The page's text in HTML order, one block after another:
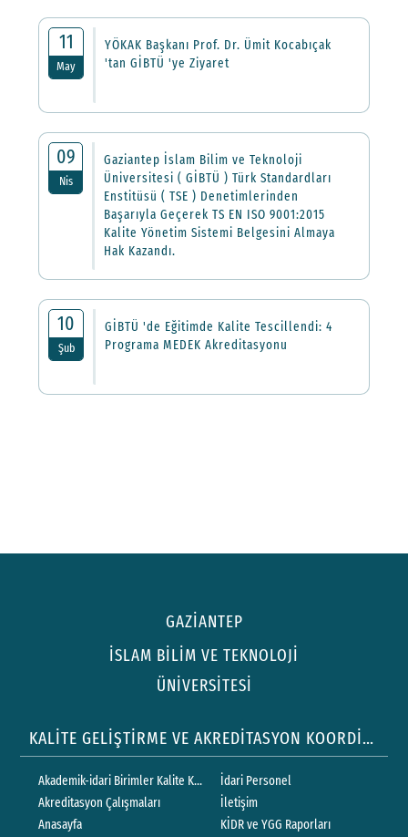
11
May
YÖKAK Başkanı Prof. Dr. Ümit Kocabıçak
'tan GİBTÜ 'ye Ziyaret
09
Nis
Gaziantep İslam Bilim ve Teknoloji
Üniversitesi ( GİBTÜ ) Türk Standardları
Enstitüsü ( TSE ) Denetimlerinden
Başarıyla Geçerek TS EN ISO 9001:2015
Kalite Yönetim Sistemi Belgesini Almaya
Hak Kazandı.
10
Şub
GİBTÜ 'de Eğitimde Kalite Tescillendi: 4
Programa MEDEK Akreditasyonu
GAZİANTEP
İSLAM BİLİM VE TEKNOLOJİ
ÜNİVERSİTESİ
KALİTE GELİŞTİRME VE AKREDİTASYON KOORDİNATÖRLÜĞÜ
Akademik-idari Birimler Kalite Komisyonları
Akreditasyon Çalışmaları
Anasayfa
İdari Personel
İletişim
KİDR ve YGG Raporları